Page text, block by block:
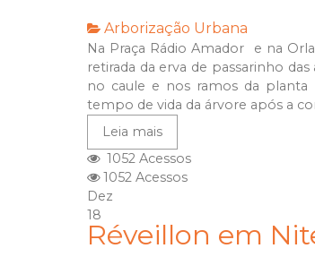
Arborização Urbana
Na Praça Rádio Amador e na
retirada da erva de passarinho
no caule e nos ramos da planta
tempo de vida da árvore após a
Leia mais
1052 Acessos
1052 Acessos
Dez
18
Réveillon em